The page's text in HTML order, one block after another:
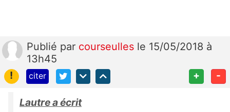
Publié par courseulles le 15/05/2018 à
13h45
!
citer + -
Lautre a écrit